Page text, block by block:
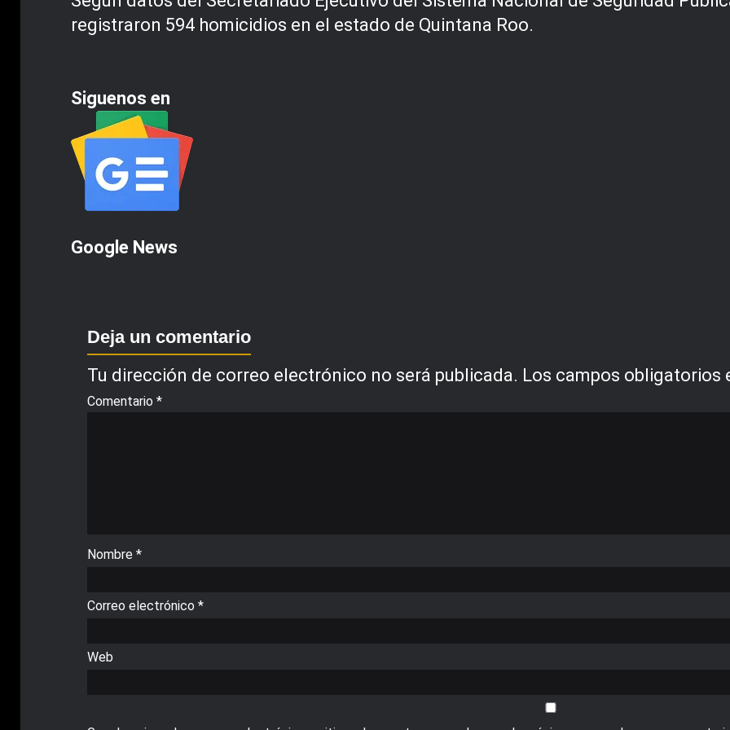
registraron 594 homicidios en el estado de Quintana Roo.
Siguenos en
Google News
Deja un comentario
Tu dirección de correo electrónico no será publicada. Los campos obligatorios
Comentario *
Nombre *
Correo electrónico *
Web